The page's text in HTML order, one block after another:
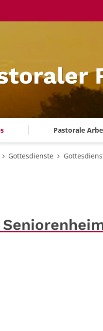
Pastorale
Gottesdienste